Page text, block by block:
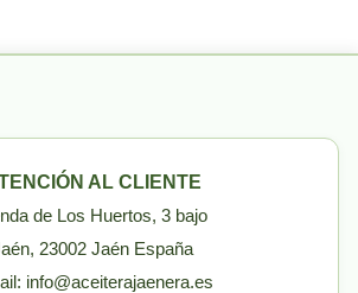
AL CLIENTE
de Los Huertos, 3 bajo
23002 Jaén España
info@aceiterajaenera.es